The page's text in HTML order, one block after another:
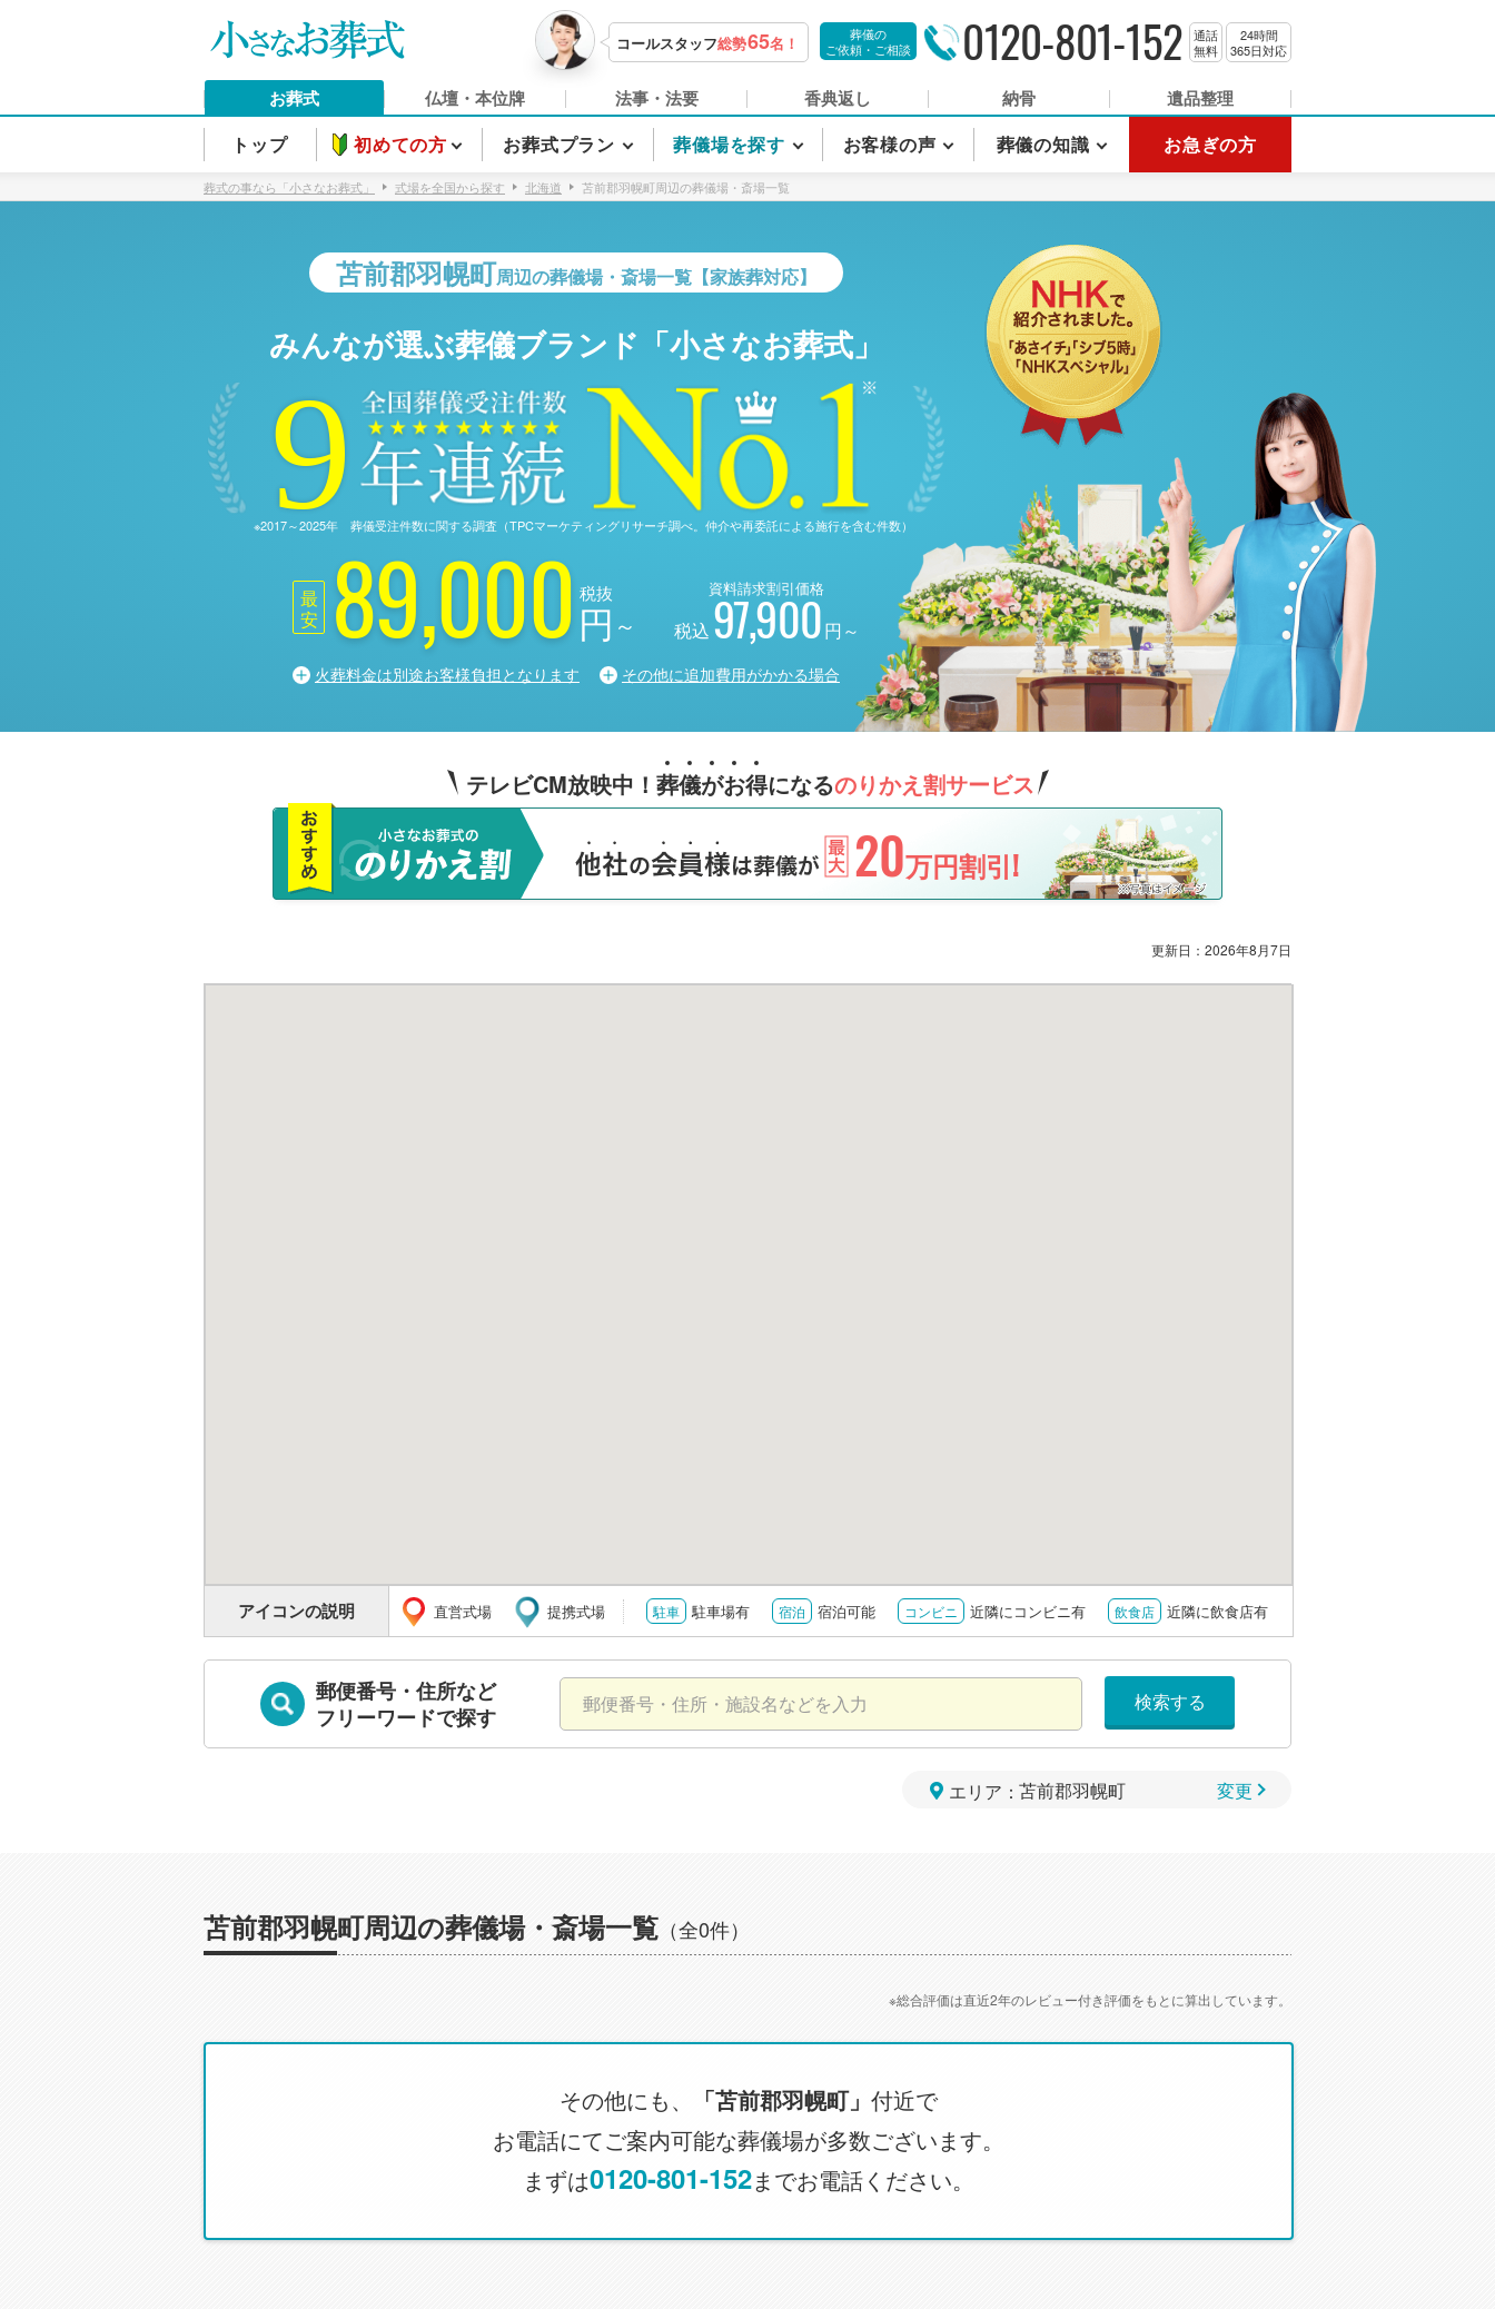
コールスタッフ総勢65名！
葬儀の
ご依頼・ご相談
0120-801-152
通話
無料
24時間
365日対応
お葬式 仏壇・本位牌 法事・法要 香典返し 納骨 遺品整理
トップ 初めての方 お葬式プラン 葬儀場を探す お客様の声 葬儀の知識 お急ぎの方
葬式の事なら「小さなお葬式」 式場を全国から探す 北海道 苫前郡羽幌町周辺の葬儀場・斎場一覧
苫前郡羽幌町周辺の葬儀場・斎場一覧【家族葬対応】
みんなが選ぶ葬儀ブランド「小さなお葬式」
9
※2017～2025年 葬儀受注件数に関する調査（TPCマーケティングリサーチ調べ。仲介や再委託による施行を含む件数）
最
安
89,000円 ～
税抜 資料請求割引価格
税込97,900円～
火葬料金は別途お客様負担となります その他に追加費用がかかる場合
テレビCM放映中！ 葬儀がお得になるのりかえ割サービス
20万円割引!
更新日： 2026年8月7日
アイコンの説明 直営式場 提携式場 駐車 駐車場有 宿泊 宿泊可能 コンビニ 近隣にコンビニ有 飲食店 近隣に飲食店有
郵便番号・住所など
フリーワードで探す
検索する
エリア： 変更
苫前郡羽幌町周辺の葬儀場・斎場一覧 （全0件）
※総合評価は直近2年のレビュー付き評価をもとに算出しています。
その他にも、 「苫前郡羽幌町」 付近で
お電話にてご案内可能な葬儀場が多数ございます。
まずは0120-801-152までお電話ください。